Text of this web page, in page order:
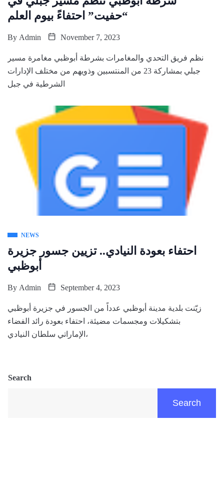
“حفيت” احتفاءً بيوم العلم
By Admin November 7, 2023
نظم فريق التحدي والمغامرات بشرطة أبوظبي مغامرة مسير
جبلي بمشاركة 23 من المنتسبين وذويهم من مختلف الإدارات
الشرطية في جبل
NEWS
احتفاء بعودة النيادي.. تزيين جسور جزيرة
أبوظبي
By Admin September 4, 2023
زيّنت بلدية مدينة أبوظبي عدداً من الجسور في جزيرة أبوظبي
بتشكيلات ومجسمات مضيئة، احتفاء بعودة رائد الفضاء
الإماراتي سلطان النيادي،
Search
Search